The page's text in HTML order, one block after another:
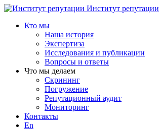
Институт репутации
Кто мы
Наша история
Экспертиза
Исследования и публикации
Вопросы и ответы
Что мы делаем
Скрининг
Погружение
Репутационный аудит
Мониторинг
Контакты
En